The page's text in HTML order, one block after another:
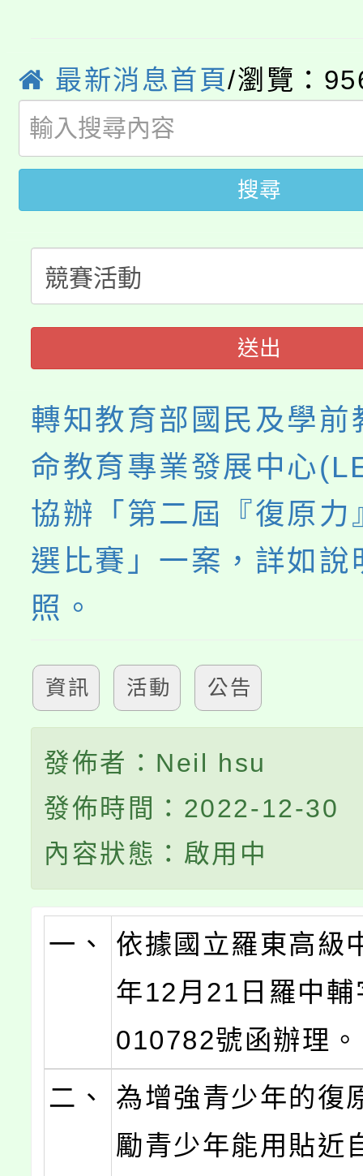
局官網。
8月14至27日，桃園電
開!
115年桃園市運動會8/
田徑場及游泳池舉行。
桃園市低收入戶享有免
視費優惠，中低收入戶
半價優惠，詳情可洽有
者。
大園自造教育及科技中
份教師增能研習
大溪自造教育及科技中
份教師研習
淨零綠生活教案入校路
會
115年食農教育專業人
程
最新消息首頁/瀏覽：
搜尋
送出
轉知教育部國民及學前
命教育專業發展中心
協辦「第二屆『復原力
選比賽」一案，詳如說
照。
資訊 活動 公告
發佈者：Neil hsu
發佈時間：2022-12-30
內容狀態：啟用中
一、
依據國立羅東高級
年12月21日羅中
010782號函辦理。
二、
為增強青少年的復
勵青少年能用貼近